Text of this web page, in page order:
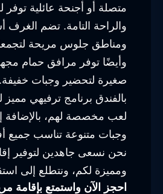
متصلة أو أجنحة عائلية
والراحة التامة. تضم الغرف
ومناطق جلوس مريحة
وأيضًا توفر مرافق حمام
صغيرة لتحضير وجبات
بالفندق برنامج ترفيهي
لعب مخصصة لهم، بالإضافة
وجبات متنوعة تناسب جميع
نحن نسعى جاهدين لتوفير
ومميزة لكم، ونتطلع إلى
احجز الآن واستمتع بإقامة